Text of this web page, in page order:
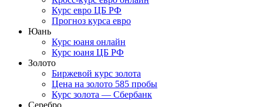
Курс евро ЦБ РФ
Прогноз курса евро
Юань
Курс юаня онлайн
Курс юаня ЦБ РФ
Золото
Биржевой курс золота
Цена на золото 585 пробы
Курс золота — Сбербанк
Серебро